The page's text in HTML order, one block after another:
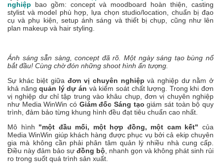
nghiệp bao gồm: concept và moodboard hoàn thiện, casting
stylist và model phù hợp, lựa chọn studio/location, chuẩn bị đạo
cụ và phụ kiện, setup ánh sáng và thiết bị chụp, cũng như lên
plan makeup và hair styling.
Ánh sáng sẵn sàng, concept đã rõ. Một ngày sáng tạo bùng nổ
bắt đầu! Cùng chờ đón những shoot hình ấn tượng.
Sự khác biệt giữa đơn vị chuyên nghiệp và nghiệp dư nằm ở
khả năngquản lý dự án và kiểm soát chất lượng. Trong khi đơn
vị nghiệp dư chỉ tập trung vào khâu chụp, đơn vị chuyên nghiệp
như Media WinWin có Giám đốc Sáng tạo giám sát toàn bộ quy
trình, đảm bảo từng khung hình đều đạt tiêu chuẩn cao nhất.
Mô hình "một đầu mối, một hợp đồng, một cam kết" của
Media WinWin giúp khách hàng được phục vụ bởi cả ekip chuyên
gia mà không cần phải phân tâm quản lý nhiều nhà cung cấp.
Điều này đảm bảo sự đồng bộ , nhanh gọn và không phát sinh rủi
ro trong suốt quá trình sản xuất.